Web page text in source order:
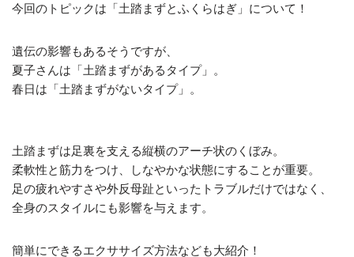
今回のトピックは「土踏まずとふくらはぎ」について！
遺伝の影響もあるそうですが、
夏子さんは「土踏まずがあるタイプ」。
春日は「土踏まずがないタイプ」。
土踏まずは足裏を支える縦横のアーチ状のくぼみ。
柔軟性と筋力をつけ、しなやかな状態にすることが重要。
足の疲れやすさや外反母趾といったトラブルだけではなく、
全身のスタイルにも影響を与えます。
簡単にできるエクササイズ方法なども大紹介！